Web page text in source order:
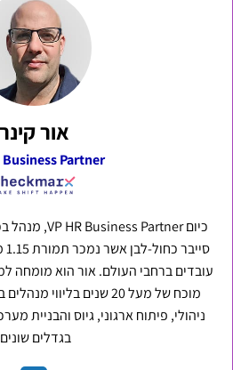
אור קינר
Business Partner
עובדים ברחבי העולם. אור הוא מומחה
מוכח של מעל 20 שנים בליווי
ניהולי, פיתוח ארגוני, גיוס והבניית
בגדלים